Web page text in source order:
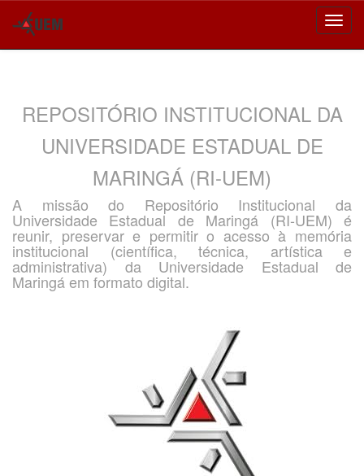
REPOSITÓRIO INSTITUCIONAL DA
UNIVERSIDADE ESTADUAL DE
MARINGÁ (RI-UEM)
A missão do Repositório Institucional da
Universidade Estadual de Maringá (RI-UEM) é
reunir, preservar e permitir o acesso à memória
institucional (científica, técnica, artística e
administrativa) da Universidade Estadual de
Maringá em formato digital.